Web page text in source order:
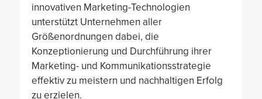
innovativen Marketing-Technologien
unterstützt Unternehmen aller
Größenordnungen dabei, die
Konzeptionierung und Durchführung ihrer
Marketing- und Kommunikationsstrategie
effektiv zu meistern und nachhaltigen Erfolg
zu erzielen.